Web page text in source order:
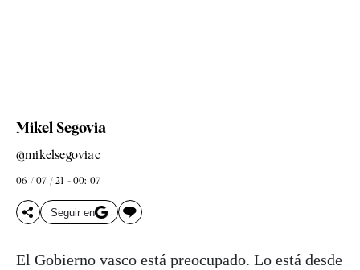
Mikel Segovia
@mikelsegoviac
06 / 07 / 21 - 00: 07
Seguir en
El Gobierno vasco está preocupado. Lo está desde